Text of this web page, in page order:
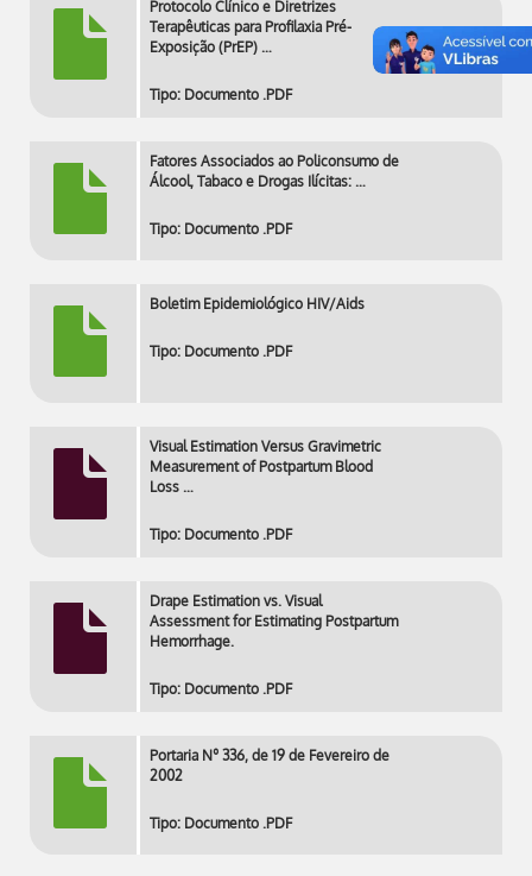
Protocolo Clínico e Diretrizes
Terapêuticas para Profilaxia Pré-
Exposição (PrEP) …
Tipo: Documento .PDF
Fatores Associados ao Policonsumo de
Álcool, Tabaco e Drogas Ilícitas: …
Tipo: Documento .PDF
Boletim Epidemiológico HIV/Aids
Tipo: Documento .PDF
Visual Estimation Versus Gravimetric
Measurement of Postpartum Blood
Loss …
Tipo: Documento .PDF
Drape Estimation vs. Visual
Assessment for Estimating Postpartum
Hemorrhage.
Tipo: Documento .PDF
Portaria Nº 336, de 19 de Fevereiro de
2002
Tipo: Documento .PDF